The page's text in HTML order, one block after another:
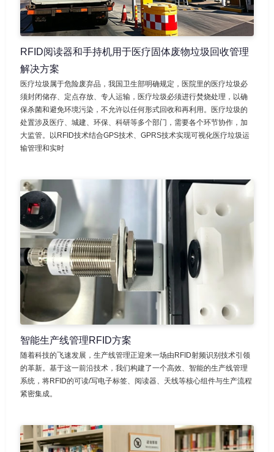
RFID阅读器和手持机用于医疗固体废物垃圾回收管理
解决方案
医疗垃圾属于危险废弃品，我国卫生部明确规定，医院里的医疗垃圾必
须封闭储存、定点存放、专人运输，医疗垃圾必须进行焚烧处理，以确
保杀菌和避免环境污染，不允许以任何形式回收和再利用。医疗垃圾的
处置涉及医疗、城建、环保、科研等多个部门，需要各个环节协作，加
大监管。以RFID技术结合GPS技术、GPRS技术实现可视化医疗垃圾运
输管理和实时
智能生产线管理RFID方案
随着科技的飞速发展，生产线管理正迎来一场由RFID射频识别技术引领
的革新。基于这一前沿技术，我们构建了一个高效、智能的生产线管理
系统，将RFID的可读/写电子标签、阅读器、天线等核心组件与生产流程
紧密集成。